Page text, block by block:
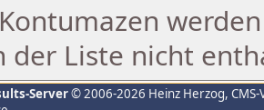
Kontumazen
der Liste nicht
Server© 2006-2026 Heinz Herzog,